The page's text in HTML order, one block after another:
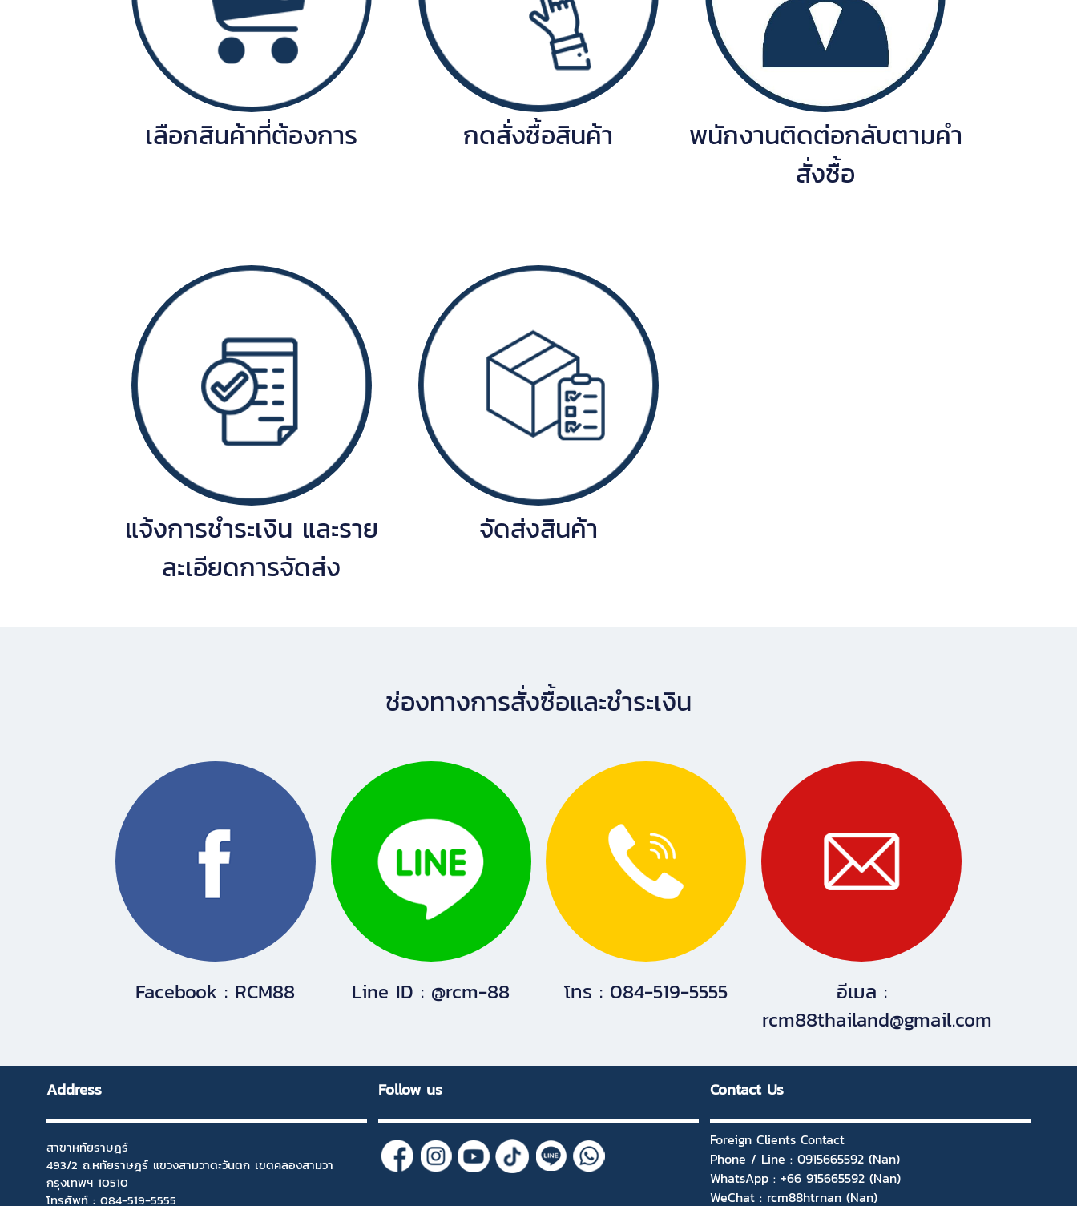
เลือกสินค้าที่ต้องการ กดสั่งซื้อสินค้า
พนักงานติดต่อกลับตามคำ
สั่งซื้อ
แจ้งการชำระเงิน และราย
ละเอียดการจัดส่ง
จัดส่งสินค้า
ช่องทางการสั่งซื้อและชำระเงิน
Facebook : RCM88 Line ID : @rcm-88 โทร : 084-519-5555
อีเมล :
rcm88thailand@gmail.com
Address
สาขาหทัยราษฎร์
493/2 ถ.หทัยราษฎร์ แขวงสามวาตะวันตก เขตคลองสามวา
กรุงเทพฯ 10510
โทรศัพท์ : 084-519-5555
Follow us Contact Us
Foreign Clients Contact
Phone / Line : 0915665592 (Nan)
WhatsApp : +66 915665592 (Nan)
WeChat : rcm88htrnan (Nan)